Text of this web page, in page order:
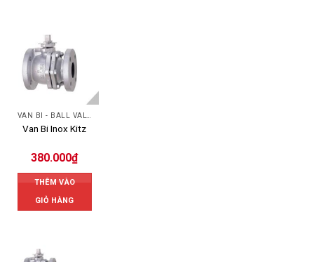
VAN BI - BALL VALVES
Van Bi Inox Kitz
380.000₫
THÊM VÀO
GIỎ HÀNG